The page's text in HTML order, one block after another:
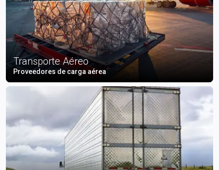
Transporte Aéreo
Proveedores de carga aérea